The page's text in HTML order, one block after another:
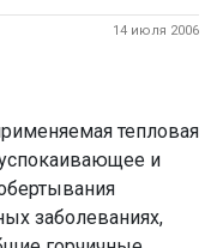
14 июля 2006
тепловая
и
заболеваниях,